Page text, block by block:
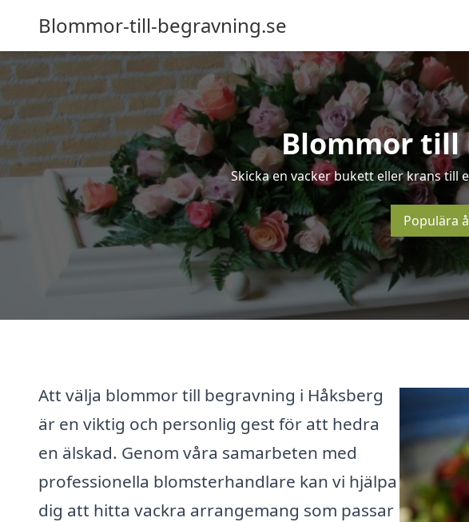
Blommor-till-begravning.se
Blommor till
Skicka en vacker bukett eller krans till
Populära
Att välja blommor till begravning i Håksberg
är en viktig och personlig gest för att hedra
en älskad. Genom våra samarbeten med
professionella blomsterhandlare kan vi hjälpa
dig att hitta vackra arrangemang som passar